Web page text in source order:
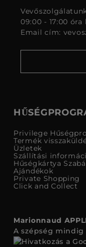
09:00 - 17:00
Email cím:
Privilege
Termék
Üzletek
Szállítási
Hűségkártya
Ajándékok
Private Shopping
Click and Collect
Marionnaud
A szépség